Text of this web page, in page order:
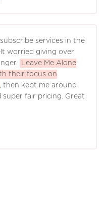
services in the
worried giving over
Leave Me Alone
their focus on
, then kept me around
super fair pricing. Great